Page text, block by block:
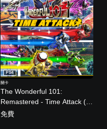
The Wonderful 101:
Remastered - Time Attack (日
英文版)
PS4
關卡
免費